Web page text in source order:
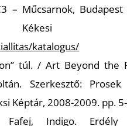
– Műcsarnok,
Kékesi
katalogus/
túl. / Art Beyond the
Szerkesztő: Prosek
Képtár, 2008-2009. pp.
Fafej, Indigo. Erdély